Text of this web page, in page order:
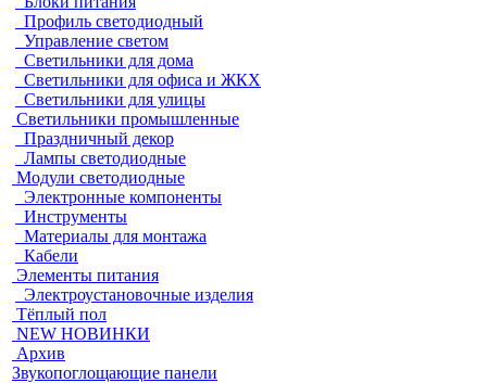
Профиль светодиодный
Управление светом
Светильники для дома
Светильники для офиса и ЖКХ
Светильники для улицы
Светильники промышленные
Праздничный декор
Лампы светодиодные
Модули светодиодные
Электронные компоненты
Инструменты
Материалы для монтажа
Кабели
Элементы питания
Электроустановочные изделия
Тёплый пол
NEW НОВИНКИ
Архив
Звукопоглощающие панели